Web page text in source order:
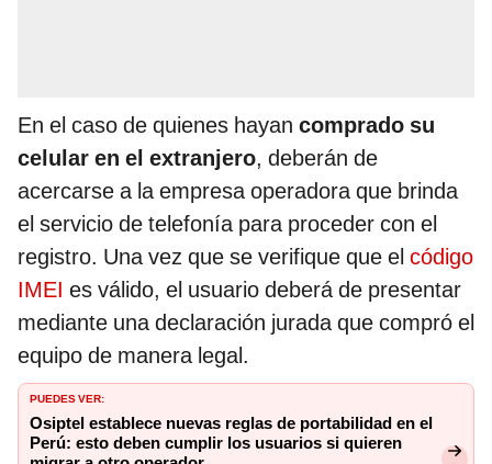
En el caso de quienes hayan comprado su
celular en el extranjero, deberán de
acercarse a la empresa operadora que brinda
el servicio de telefonía para proceder con el
registro. Una vez que se verifique que el código
IMEI es válido, el usuario deberá de presentar
mediante una declaración jurada que compró el
equipo de manera legal.
PUEDES VER:
Osiptel establece nuevas reglas de portabilidad en el
Perú: esto deben cumplir los usuarios si quieren